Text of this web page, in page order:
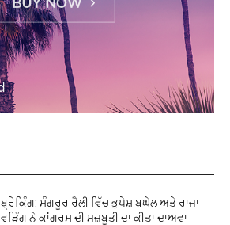
ਬ੍ਰੇਕਿੰਗ: ਸੰਗਰੂਰ ਰੈਲੀ ਵਿੱਚ ਭੁਪੇਸ਼ ਬਘੇਲ ਅਤੇ ਰਾਜਾ
ਵੜਿੰਗ ਨੇ ਕਾਂਗਰਸ ਦੀ ਮਜ਼ਬੂਤੀ ਦਾ ਕੀਤਾ ਦਾਅਵਾ